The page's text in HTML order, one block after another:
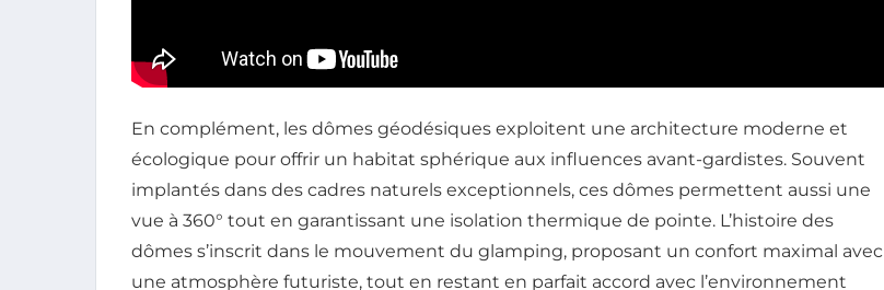
En complément, les dômes géodésiques exploitent une architecture moderne et
écologique pour offrir un habitat sphérique aux influences avant-gardistes. Souvent
implantés dans des cadres naturels exceptionnels, ces dômes permettent aussi une
vue à 360° tout en garantissant une isolation thermique de pointe. L’histoire des
dômes s’inscrit dans le mouvement du glamping, proposant un confort maximal avec
une atmosphère futuriste, tout en restant en parfait accord avec l’environnement